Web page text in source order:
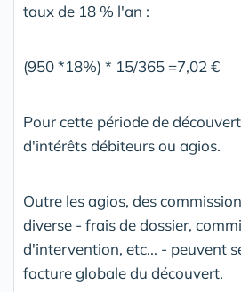
taux de 18 % l'an :
(950 *18%) * 15/365 =7,02 €
Pour cette période de
d'intérêts débiteurs ou agios.
Outre les agios, des
diverse - frais de dossier,
d'intervention, etc... - peuvent
facture globale du découvert.